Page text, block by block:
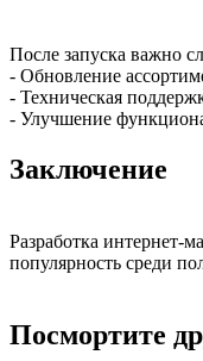
После запуска важно
- Обновление
- Техническая
- Улучшение
Заключение
Разработка интернет-
популярность среди
Посмортите